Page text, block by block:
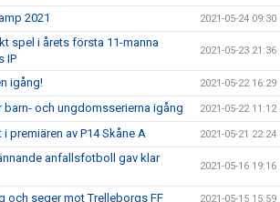
2021 2021-05-24 09:30
spel i årets första 11-manna
IP
2021-05-23 21:36
igång! 2021-05-22 16:29
barn- och ungdomsserierna igång 2021-05-22 11:12
i premiären av P14 Skåne A 2021-05-21 22:24
anfallsfotboll gav klar
2021-05-16 19:16
och seger mot Trelleborgs FF 2021-05-15 15:59